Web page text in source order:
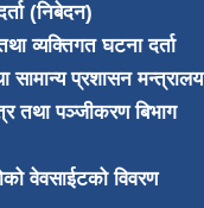
(निबेदन)
व्यक्तिगत घटना दर्ता
सामान्य प्रशासन मन्त्रालय
तथा पञ्जीकरण बिभाग
वेवसाईटको विवरण